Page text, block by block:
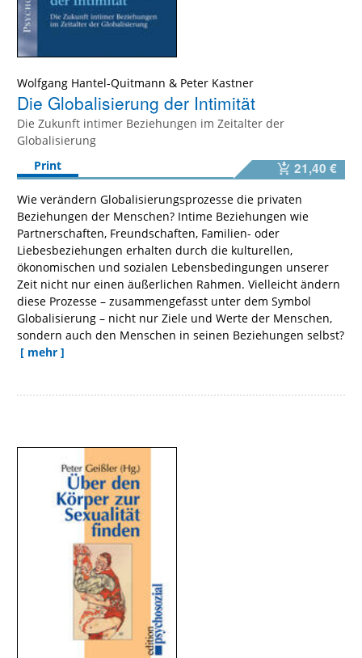
Wolfgang Hantel-Quitmann & Peter Kastner
Die Globalisierung der Intimität
Die Zukunft intimer Beziehungen im Zeitalter der
Globalisierung
Print
21,40 €
Wie verändern Globalisierungsprozesse die privaten
Beziehungen der Menschen? Intime Beziehungen wie
Partnerschaften, Freundschaften, Familien- oder
Liebesbeziehungen erhalten durch die kulturellen,
ökonomischen und sozialen Lebensbedingungen unserer
Zeit nicht nur einen äußerlichen Rahmen. Vielleicht ändern
diese Prozesse – zusammengefasst unter dem Symbol
Globalisierung – nicht nur Ziele und Werte der Menschen,
sondern auch den Menschen in seinen Beziehungen selbst?
[ mehr ]